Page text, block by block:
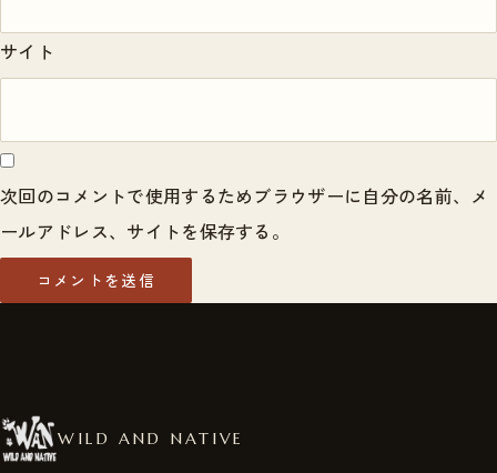
サイト
次回のコメントで使用するためブラウザーに自分の名前、メ
ールアドレス、サイトを保存する。
WILD AND NATIVE